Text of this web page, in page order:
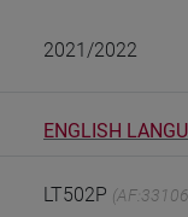
2021/2022
ENGLISH
LT502P